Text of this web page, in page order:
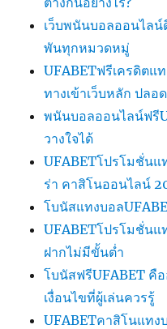
เว็บพนันบอลออนไลน์
พันทุกหมวดหมู่
UFABETฟรีเครดิตแ
ทางเข้าเว็บหลัก ปลอ
พนันบอลออนไลน์ฟรี
วางใจได้
UFABETโปรโมชั่นแ
ร่า คาสิโนออนไลน์
โบนัสแทงบอล
UFABETโปรโมชั่นแ
ฝากไม่มีขั้นต่ำ
โบนัสฟรีUFABET คื
เงื่อนไขที่ผู้เล่นควรรู้
UFABETคาสิโนแทง